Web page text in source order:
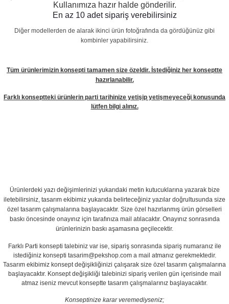
Kullanımıza hazır halde gönderilir.
En az 10 adet sipariş verebilirsiniz
Diğer modellerden de alarak ikinci ürün fotoğrafında da gördüğünüz gibi
kombinler yapabilirsiniz.
Tüm ürünlerimizin konsepti tamamen size özeldir. İstediğiniz her konseptte
hazırlanabilir.
Farklı konseptteki ürünlerin parti tarihinize yetişip yetişmeyeceği konusunda
lütfen bilgi alınız.
Ürünlerdeki yazı değişimlerinizi yukarıdaki metin kutucuklarına yazarak bize
iletebilirsiniz, tasarım ekibimiz yukarıda belirteceğiniz yazılar doğrultusunda size
özel tasarım çalışmalarına başlayacaktır. Size özel hazırlanmış ürün görselleri
baskı öncesinde onayınız için tarafınıza mail atılacaktır. Onayınız sonrasında
ürünlerinizin baskı aşamasına geçilecektir.
Farklı Parti konsepti talebiniz var ise, sipariş sonrasında sipariş numaranız ile
istediğiniz konsepti tasarim@pekshop.com a mail atmanız gerekmektedir.
Tasarım ekibimiz konsept değişikliğinizi çalışarak size özel tasarım çalışmalarına
başlayacaktır. Konsept değişikliği talebinizi sipariş verilen gün içerisinde mail
atmaz iseniz mevcut konseptte tasarım çalışmalarınız başlayacaktır.
Konseptinize karar veremediyseniz;